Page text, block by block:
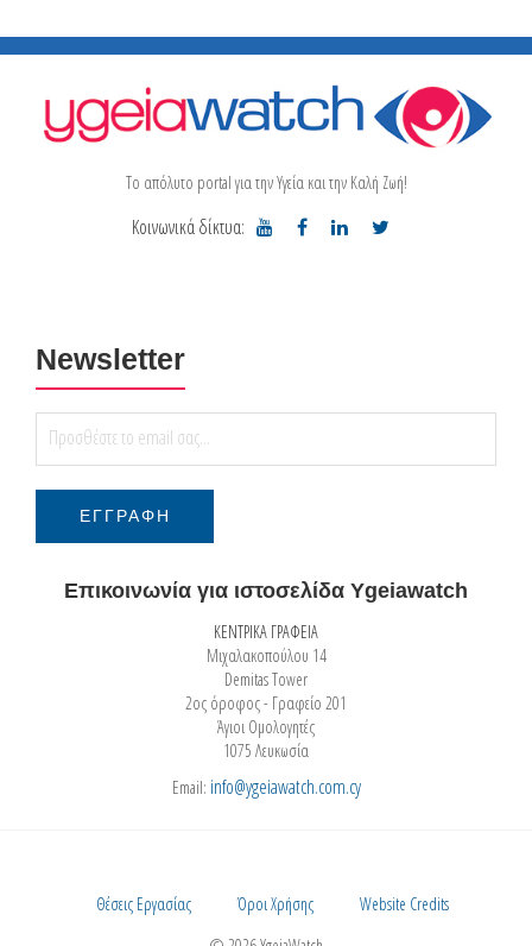
Το απόλυτο portal για την Υγεία και την Καλή Ζωή!
Κοινωνικά δίκτυα:
Newsletter
Επικοινωνία για ιστοσελίδα Ygeiawatch
ΚΕΝΤΡΙΚΑ ΓΡΑΦΕΙΑ
Μιχαλακοπούλου 14
Demitas Tower
2ος όροφος - Γραφείο 201
Άγιοι Ομολογητές
1075 Λευκωσία
Email: info@ygeiawatch.com.cy
Θέσεις Εργασίας Όροι Χρήσης
Website Credits